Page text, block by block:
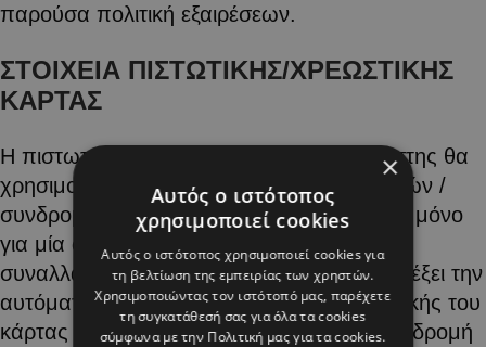
παρούσα πολιτική εξαιρέσεων.
ΣΤΟΙΧΕΙΑ ΠΙΣΤΩΤΙΚΗΣ/ΧΡΕΩΣΤΙΚΗΣ
ΚΑΡΤΑΣ
Η πιστωτική/χρεωστική κάρτα που ο χρήστης θα
χρησιμοποιήσει για την εξόφληση υπηρεσιών /
συνδρομών του alphanews.live, χρεώνεται μόνο
για μία φορά και μόνο για τη συγκεκριμένη
συναλλαγή εκτός κι αν ο χρήστης έχει επιλέξει την
αυτόματη χρέωση της πιστωτικής/χρεωστικής του
κάρτας κάθε φορά που ανανεώνεται η συνδρομή
×
Αυτός ο ιστότοπος
χρησιμοποιεί cookies
Αυτός ο ιστότοπος χρησιμοποιεί cookies για
τη βελτίωση της εμπειρίας των χρηστών.
Χρησιμοποιώντας τον ιστότοπό μας, παρέχετε
τη συγκατάθεσή σας για όλα τα cookies
σύμφωνα με την Πολιτική μας για τα cookies.